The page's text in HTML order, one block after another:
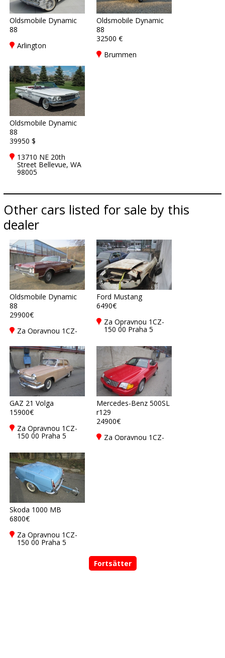
Oldsmobile Dynamic
88
Arlington
Oldsmobile Dynamic
88
32500 €
Brummen
Oldsmobile Dynamic
88
39950 $
13710 NE 20th
Street Bellevue, WA
98005
Other cars listed for sale by this
dealer
Oldsmobile Dynamic
88
29900€
Za Opravnou 1CZ-
Ford Mustang
6490€
Za Opravnou 1CZ-
150 00 Praha 5
GAZ 21 Volga
15900€
Za Opravnou 1CZ-
150 00 Praha 5
Mercedes-Benz 500SL
r129
24900€
Za Opravnou 1CZ-
Skoda 1000 MB
6800€
Za Opravnou 1CZ-
150 00 Praha 5
Fortsätter